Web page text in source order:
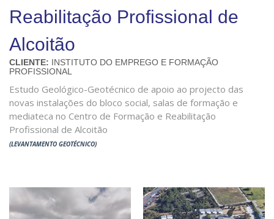
Reabilitação Profissional de
Alcoitão
CLIENTE: INSTITUTO DO EMPREGO E FORMAÇÃO
PROFISSIONAL
Estudo Geológico-Geotécnico de apoio ao projecto das
novas instalações do bloco social, salas de formação e
mediateca no Centro de Formação e Reabilitação
Profissional de Alcoitão
(LEVANTAMENTO GEOTÉCNICO)